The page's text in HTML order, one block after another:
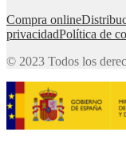
Compra online
privacidadPolítica de
© 2023 Todos los